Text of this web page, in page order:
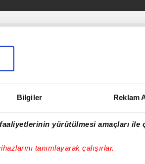
Bilgiler Reklam
yürütülmesi amaçları ile
tanımlayarak çalışırlar.